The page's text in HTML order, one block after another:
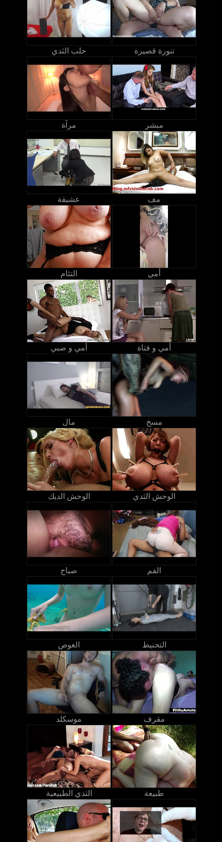
حلب الثدي تنورة قصيرة
مرآة مبشر
عشيقة مف
التئام أمي
أمي و صبي أمي و فتاة
مال مسخ
الوحش الديك الوحش الثدي
صباح الفم
الغوص التحنيط
موسكلد مقرف
الثدي الطبيعية طبيعة